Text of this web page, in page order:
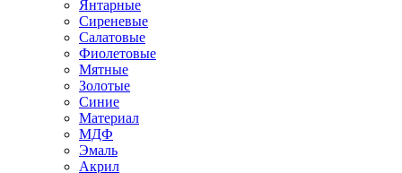
Янтарные
Сиреневые
Салатовые
Фиолетовые
Мятные
Золотые
Синие
Материал
МДФ
Эмаль
Акрил